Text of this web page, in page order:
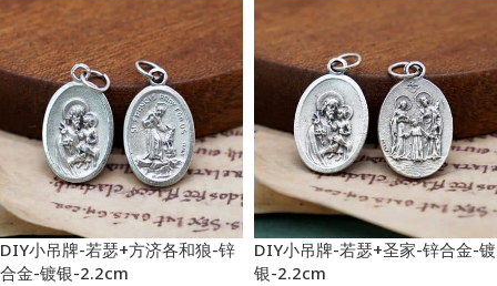
DIY小吊牌-若瑟+方济各和狼-锌
合金-镀银-2.2cm
DIY小吊牌-若瑟+圣家-锌合金-镀
银-2.2cm